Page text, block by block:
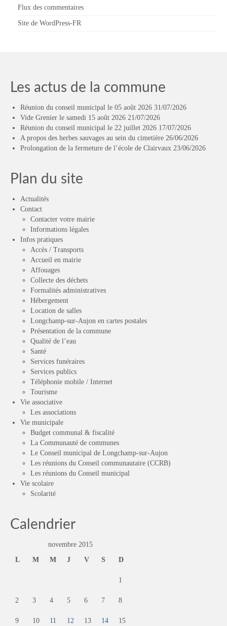
Flux des commentaires
Site de WordPress-FR
Les actus de la commune
Réunion du conseil municipal le 05 août 2026 31/07/2026
Vide Grenier le samedi 15 août 2026 21/07/2026
Réunion du conseil municipal le 22 juillet 2026 17/07/2026
A propos des herbes sauvages au sein du cimetière 26/06/2026
Prolongation de la fermeture de l’école de Clairvaux 23/06/2026
Plan du site
Actualités
Contact
Contacter votre mairie
Informations légales
Infos pratiques
Accès / Transports
Accueil en mairie
Affouages
Collecte des déchets
Formalités administratives
Hébergement
Location de salles
Longchamp-sur-Aujon en cartes postales
Présentation de la commune
Qualité de l’eau
Santé
Services funéraires
Services publics
Téléphonie mobile / Internet
Tourisme
Vie associative
Les associations
Vie municipale
Budget communal & fiscalité
La Communauté de communes
Le Conseil municipal de Longchamp-sur-Aujon
Les réunions du Conseil communautaire (CCRB)
Les réunions du Conseil municipal
Vie scolaire
Scolarité
Calendrier
novembre 2015
L
M M J V S D
1
2 3 4 5 6 7 8
9 10 11 12 13 14 15